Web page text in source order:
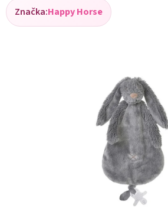
hodnotenie
produktu
Značka:Happy Horse